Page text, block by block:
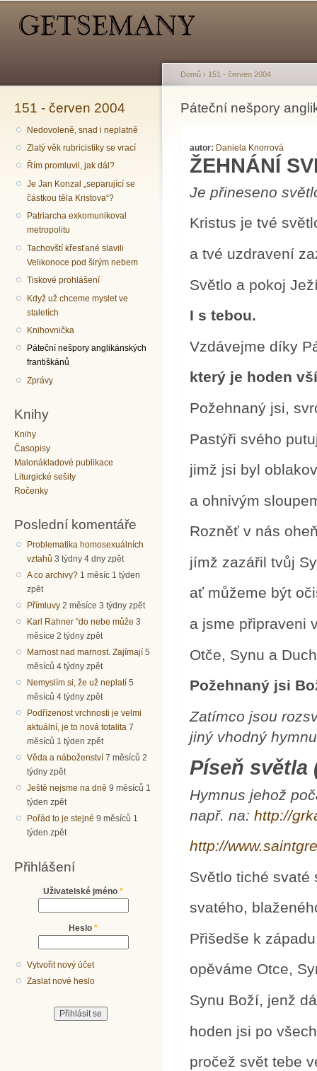
151 - červen 2004
Nedovoleně, snad i neplatně
Zlatý věk rubricistiky se vrací
Řím promluvil, jak dál?
Je Jan Konzal „separující se
částkou těla Kristova“?
Patriarcha exkomunikoval
metropolitu
Tachovští křesťané slavili
Velikonoce pod širým nebem
Tiskové prohlášení
Když už chceme myslet ve
staletích
Knihovnička
Páteční nešpory anglikánských
františkánů
Zprávy
Knihy
Knihy
Časopisy
Malonákladové publikace
Liturgické sešity
Ročenky
Poslední komentáře
Problematika homosexuálních
vztahů 3 týdny 4 dny zpět
A co archivy? 1 měsíc 1 týden
zpět
Přímluvy 2 měsíce 3 týdny zpět
Karl Rahner "do nebe může 3
měsíce 2 týdny zpět
Marnost nad marnost. Zajímají 5
měsíců 4 týdny zpět
Nemyslím si, že už neplatí 5
měsíců 4 týdny zpět
Podřízenost vrchnosti je velmi
aktuální, je to nová totalita 7
měsíců 1 týden zpět
Věda a náboženství 7 měsíců 2
týdny zpět
Ještě nejsme na dně 9 měsíců 1
týden zpět
Pořád to je stejné 9 měsíců 1
týden zpět
Přihlášení
Uživatelské jméno *
Heslo *
Vytvořit nový účet
Zaslat nové heslo
Jste zde
Domů › 151 - červen 2004
Páteční nešpory
autor: Daniela Knorrová
ŽEHNÁNÍ
Je přineseno
Kristus je tvé
a tvé uzdravení
Světlo a pokoj
I s tebou.
Vzdávejme díky
který je hoden
Požehnaný jsi,
Pastýři svého
jimž jsi byl
a ohnivým
Rozněť v nás
jímž zazářil tvůj
ať můžeme být
a jsme připraveni
Otče, Synu a
Požehnaný jsi
Zatímco jsou
jiný vhodný
Píseň světla
Hymnus jehož
např. na: http://
http://
Světlo tiché svaté
svatého,
Přišedše k
opěváme Otce,
Synu Boží, jenž
hoden jsi po
pročež svět tebe